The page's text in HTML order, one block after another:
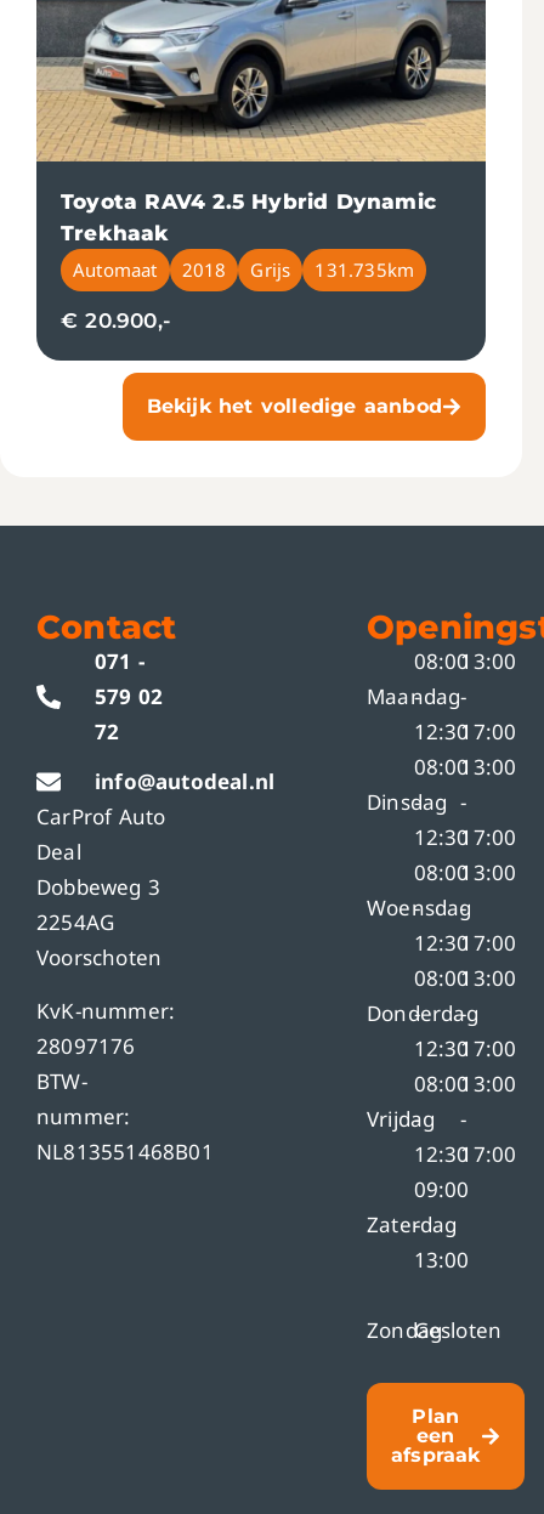
Toyota RAV4 2.5 Hybrid Dynamic
Trekhaak
Automaat
2018 Grijs 131.735km
€ 20.900,-
Bekijk het volledige aanbod
Contact
071 -
579 02
72
info@autodeal.nl
CarProf Auto
Deal
Dobbeweg 3
2254AG
Voorschoten
KvK-nummer:
28097176
BTW-
nummer:
NL813551468B01
Maandag
08:00
-
12:30
13:00
-
17:00
Dinsdag
08:00
-
12:30
13:00
-
17:00
Woensdag
08:00
-
12:30
13:00
-
17:00
Donderdag
08:00
-
12:30
13:00
-
17:00
Vrijdag
08:00
-
12:30
13:00
-
17:00
Zaterdag
09:00
-
13:00
ZondagGesloten
Plan
een
afspraak